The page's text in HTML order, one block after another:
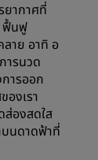
ยากาศที่
ฟื้นฟู
าย อาทิ อ
ารนวด
ารออก
องเรา
องสดใส
บนดาดฟ้าที่